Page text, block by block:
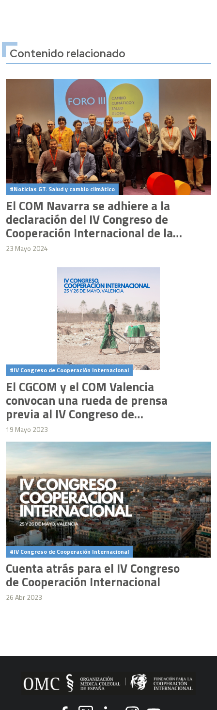
Contenido relacionado
Noticias GT. Salud y cambio climático
El COM Navarra se adhiere a la
declaración del IV Congreso de
Cooperación Internacional de la
FCOMCI
23 Mayo 2024
IV Congreso de Cooperación Internacional
El CGCOM y el COM Valencia
convocan una rueda de prensa
previa al IV Congreso de
Cooperación Internacional
19 Mayo 2023
IV Congreso de Cooperación Internacional
Cuenta atrás para el IV Congreso
de Cooperación Internacional
26 Abr 2023